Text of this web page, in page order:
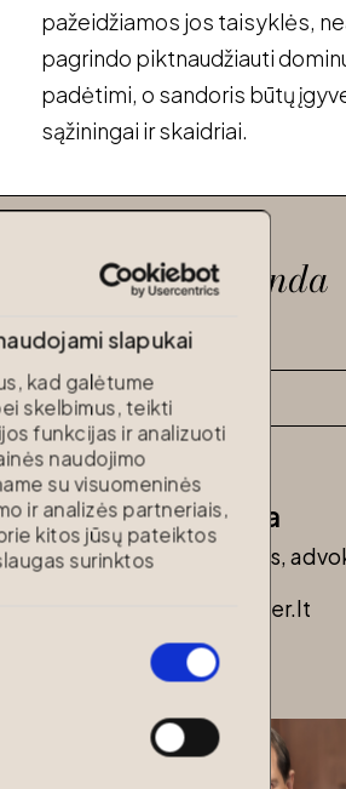
slapukai
kad galėtume
skelbimus, teikti
funkcijas ir analizuoti
naudojimo
su visuomeninės
ir analizės partneriais,
kitos jūsų pateiktos
surinktos
pažeidžiamos jos taisyklės,
pagrindo piktnaudžiauti
padėtimi, o sandoris būtų
sąžiningai ir skaidriai.
Margerkomanda
Partneriai
Dr. Deividas Poška
Vadovaujantis partneris,
deividas.poska@marger.lt